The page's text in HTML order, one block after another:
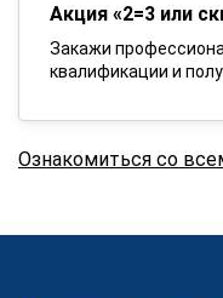
Акция «2=3 или
Закажи
квалификации и
Ознакомиться со